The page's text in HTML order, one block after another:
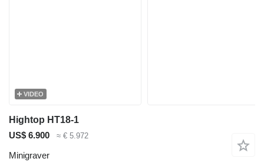
VIDEO
Hightop HT18-1
US$ 6.900
≈ € 5.972
Minigraver